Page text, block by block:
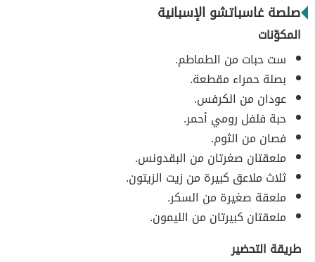
صلصة غاسباتشو الإسبانية
المكوّنات
ست حبات من الطماطم.
بصلة حمراء مقطعة.
عودان من الكرفس.
حبة فلفل رومي أحمر.
فصان من الثوم.
ملعقتان صغرتان من البقدونس.
ثلاث ملاعق كبيرة من زيت الزيتون.
ملعقة صغيرة من السكر.
ملعقتان كبيرتان من الليمون.
طريقة التحضير